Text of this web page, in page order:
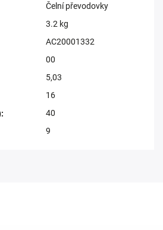
Čelní převodovky
3.2 kg
AC20001332
00
5,03
16
:
40
9